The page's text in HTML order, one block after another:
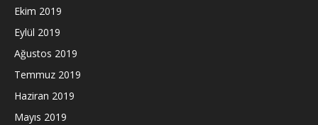
Ekim 2019
Eylül 2019
Ağustos 2019
Temmuz 2019
Haziran 2019
Mayıs 2019